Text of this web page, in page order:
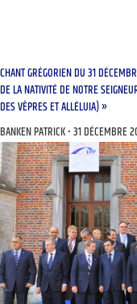
CHANT GRÉGORIEN DU 31
DE LA NATIVITÉ DE NOTRE
DES VÊPRES ET ALLÉLUIA) »
BANKEN PATRICK 31 DÉCEMBRE